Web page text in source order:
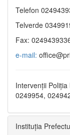
Telefon
Telverde
Fax:
e-mail:
Intervenții
0249954,
Instituția